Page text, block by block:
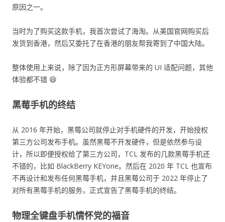
原因之一。
当时为了购买这款手机，我首次尝试了海淘。从美国官网购买后
发货到香港，然后又委托了在香港的朋友帮我寄到了中国大陆。
整体使用上来说，除了因为正方形屏幕带来的 UI 适配问题，其他
体验都不错 😄
黑莓手机的终结
从 2016 年开始，黑莓公司就停止对手机硬件的开发，开始授权
第三方公司发布手机。虽然黑莓不开发硬件，但是依然参与设
计，所以即便授权给了第三方公司，TCL 发布的几款黑莓手机还
不错的，比如 BlackBerry KEYone。然后在 2020 年 TCL 也宣布
不再设计和发布任何黑莓手机，并且黑莓公司于 2022 年停止了
对所有黑莓手机的服务，正式宣告了黑莓手机的终结。
物理全键盘手机情怀党的福音